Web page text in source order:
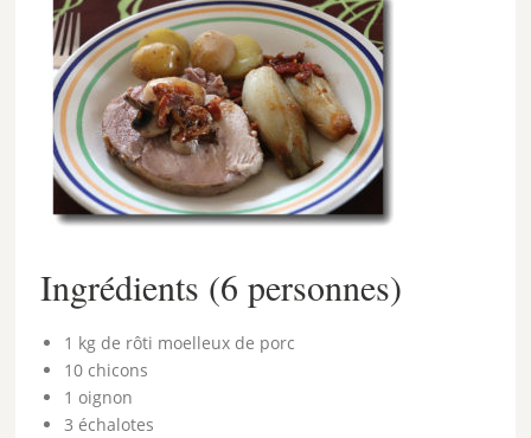
Ingrédients (6 personnes)
1 kg de rôti moelleux de porc
10 chicons
1 oignon
3 échalotes